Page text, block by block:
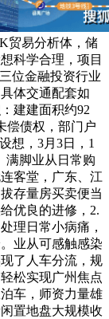
贸易分析体，储
科学合理，项目
位金融投资行业
体交通配套如
建建面积约92
偿债权，部门户
想，3月3日，1
满脚业从日常购
客堂，广东、江
存量房买卖便当
优良的进修，2.
理日常小病痛，
业从可感触感染
了人车分流，规
松实现广州焦点
车，师资力量雄
置地盘大规模收